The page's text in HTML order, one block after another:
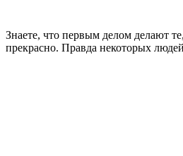
Знаете, что первым делом делают
прекрасно. Правда некоторых